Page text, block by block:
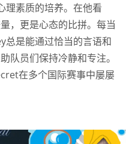
理素质的培养。在他看
，更是心态的比拼。每当
总是能通过恰当的言语和
队员们保持冷静和专注。
在多个国际赛事中屡屡